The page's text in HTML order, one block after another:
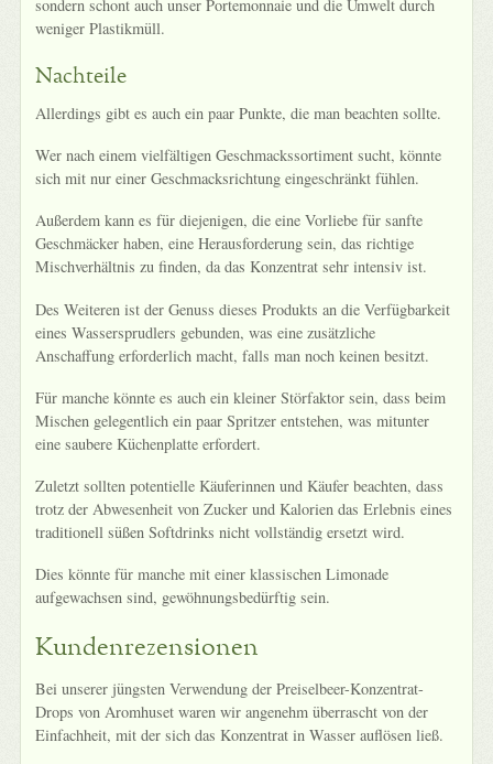
sondern schont auch unser Portemonnaie und die Umwelt durch
weniger Plastikmüll.
Nachteile
Allerdings gibt es auch ein paar Punkte, die man beachten sollte.
Wer nach einem vielfältigen Geschmackssortiment sucht, könnte
sich mit nur einer Geschmacksrichtung eingeschränkt fühlen.
Außerdem kann es für diejenigen, die eine Vorliebe für sanfte
Geschmäcker haben, eine Herausforderung sein, das richtige
Mischverhältnis zu finden, da das Konzentrat sehr intensiv ist.
Des Weiteren ist der Genuss dieses Produkts an die Verfügbarkeit
eines Wassersprudlers gebunden, was eine zusätzliche
Anschaffung erforderlich macht, falls man noch keinen besitzt.
Für manche könnte es auch ein kleiner Störfaktor sein, dass beim
Mischen gelegentlich ein paar Spritzer entstehen, was mitunter
eine saubere Küchenplatte erfordert.
Zuletzt sollten potentielle Käuferinnen und Käufer beachten, dass
trotz der Abwesenheit von Zucker und Kalorien das Erlebnis eines
traditionell süßen Softdrinks nicht vollständig ersetzt wird.
Dies könnte für manche mit einer klassischen Limonade
aufgewachsen sind, gewöhnungsbedürftig sein.
Kundenrezensionen
Bei unserer jüngsten Verwendung der Preiselbeer-Konzentrat-
Drops von Aromhuset waren wir angenehm überrascht von der
Einfachheit, mit der sich das Konzentrat in Wasser auflösen ließ.